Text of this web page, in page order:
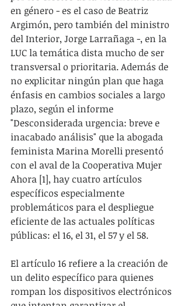
en género - es el caso de Beatriz
Argimón, pero también del ministro
del Interior, Jorge Larrañaga -, en la
LUC la temática dista mucho de ser
transversal o prioritaria. Además de
no explicitar ningún plan que haga
énfasis en cambios sociales a largo
plazo, según el informe
"Desconsiderada urgencia: breve e
inacabado análisis" que la abogada
feminista Marina Morelli presentó
con el aval de la Cooperativa Mujer
Ahora [1], hay cuatro artículos
específicos especialmente
problemáticos para el despliegue
eficiente de las actuales políticas
públicas: el 16, el 31, el 57 y el 58.
El artículo 16 refiere a la creación de
un delito específico para quienes
rompan los dispositivos electrónicos